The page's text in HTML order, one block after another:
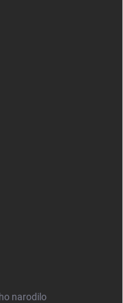
narodilo